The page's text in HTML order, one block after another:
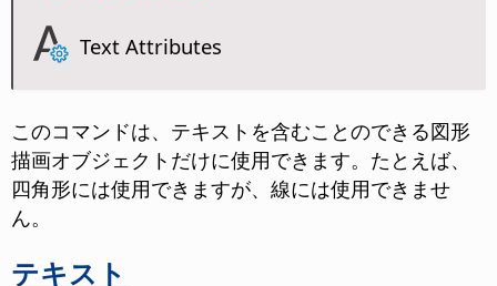
Text Attributes
このコマンドは、テキストを含むことのできる図形
描画オブジェクトだけに使用できます。たとえば、
四角形には使用できますが、線には使用できませ
ん。
テキスト